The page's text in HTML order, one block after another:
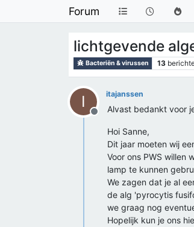
Forum
lichtgevende
Bacteriën & virussen 13
I
Offline
itajanssen
Alvast bedankt voor
Hoi Sanne,
Dit jaar moeten wij
Voor ons PWS
lamp te kunnen
We zagen dat je al
de alg 'pyrocytis
we graag nog
Hopelijk kun je ons